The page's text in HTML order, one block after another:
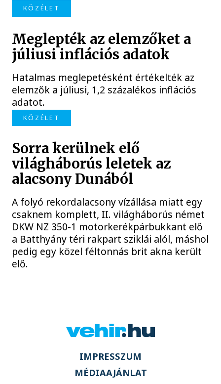
KÖZÉLET
Meglepték az elemzőket a
júliusi inflációs adatok
Hatalmas meglepetésként értékelték az
elemzők a júliusi, 1,2 százalékos inflációs
adatot.
KÖZÉLET
Sorra kerülnek elő
világháborús leletek az
alacsony Dunából
A folyó rekordalacsony vízállása miatt egy
csaknem komplett, II. világháborús német
DKW NZ 350-1 motorkerékpárbukkant elő
a Batthyány téri rakpart sziklái alól, máshol
pedig egy közel féltonnás brit akna került
elő.
IMPRESSZUM
MÉDIAAJÁNLAT